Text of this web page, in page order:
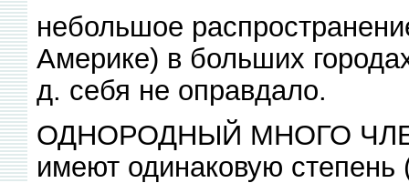
небольшое
Америке) в больших
д. себя не оправдало.
ОДНОРОДНЫЙ МНОГО ЧЛЕН,
имеют одинаковую